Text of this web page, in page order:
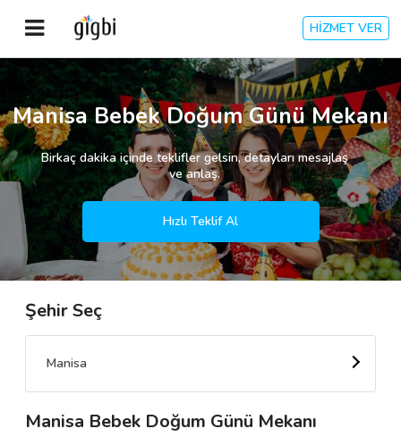
HİZMET VER
Anasayfa
Giriş Yap
Kayıt Ol
Kategoriler
🎈 Biz Kimiz?
🌟 Müşteri Değerlendirmeleri
Manisa Bebek Doğum Günü Mekanı
Birkaç dakika içinde teklifler gelsin, detayları mesajlaş
ve anlaş.
Hızlı Teklif Al
Şehir Seç
Manisa
Manisa Bebek Doğum Günü Mekanı